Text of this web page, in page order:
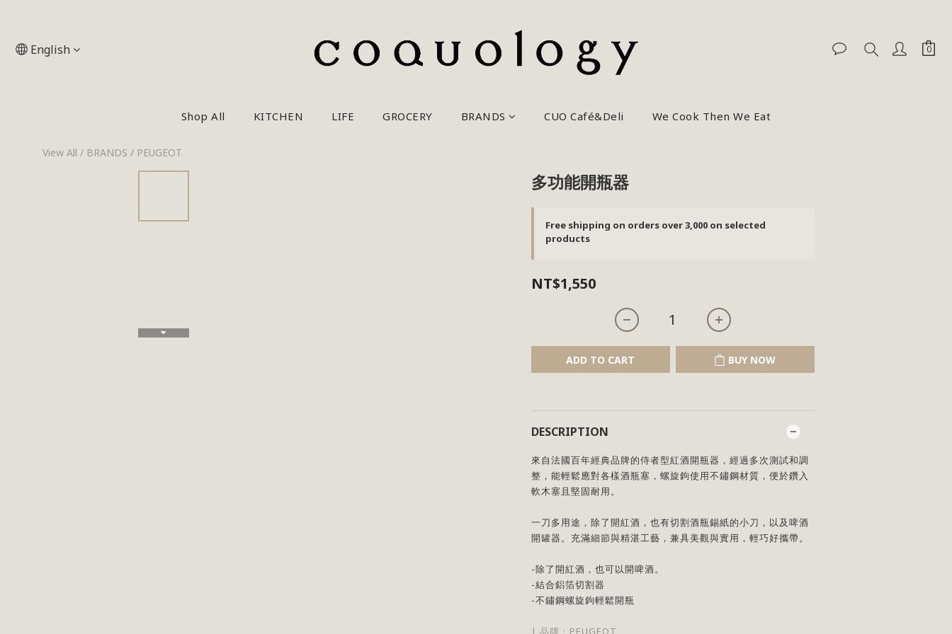
English
Shop All KITCHEN LIFE GROCERY BRANDS CUO Café&Deli We Cook Then We Eat
View All / BRANDS / PEUGEOT
多功能開瓶器
Free shipping on orders over 3,000 on selected
products
NT$1,550
ADD TO CART BUY NOW
DESCRIPTION
來自法國百年經典品牌的侍者型紅酒開瓶器，經過多次測試和調
整，能輕鬆應對各樣酒瓶塞，螺旋鉤使用不鏽鋼材質，便於鑽入
軟木塞且堅固耐用。
一刀多用途，除了開紅酒，也有切割酒瓶錫紙的小刀，以及啤酒
開罐器。充滿細節與精湛工藝，兼具美觀與實用，輕巧好攜帶。
-除了開紅酒，也可以開啤酒。
-結合鋁箔切割器
-不鏽鋼螺旋鉤輕鬆開瓶
| 品牌： PEUGEOT